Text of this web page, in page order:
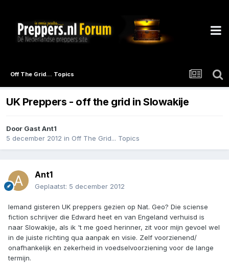
Off The Grid... Topics
UK Preppers - off the grid in Slowakije
Door Gast Ant1
5 december 2012 in Off The Grid... Topics
Ant1
Geplaatst: 5 december 2012
Iemand gisteren UK preppers gezien op Nat. Geo? Die sciense
fiction schrijver die Edward heet en van Engeland verhuisd is
naar Slowakije, als ik 't me goed herinner, zit voor mijn gevoel wel
in de juiste richting qua aanpak en visie. Zelf voorzienend/
onafhankelijk en zekerheid in voedselvoorziening voor de lange
termijn.